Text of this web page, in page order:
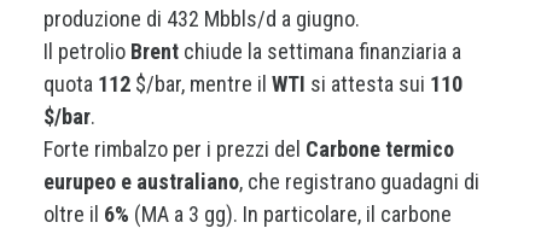
produzione di 432 Mbbls/d a giugno.
Il petrolio Brent chiude la settimana finanziaria a
quota 112 $/bar, mentre il WTI si attesta sui 110
$/bar.
Forte rimbalzo per i prezzi del Carbone termico
eurupeo e australiano, che registrano guadagni di
oltre il 6% (MA a 3 gg). In particolare, il carbone